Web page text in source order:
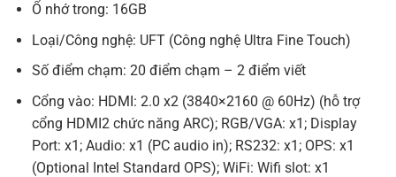
Ổ nhớ trong: 16GB
Loại/Công nghệ: UFT (Công nghệ Ultra Fine Touch)
Số điểm chạm: 20 điểm chạm – 2 điểm viết
Cổng vào: HDMI: 2.0 x2 (3840×2160 @ 60Hz) (hỗ trợ
cổng HDMI2 chức năng ARC); RGB/VGA: x1; Display
Port: x1; Audio: x1 (PC audio in); RS232: x1; OPS: x1
(Optional Intel Standard OPS); WiFi: Wifi slot: x1